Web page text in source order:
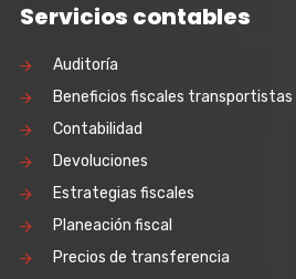
Servicios contables
Auditoría
Beneficios fiscales transportistas
Contabilidad
Devoluciones
Estrategias fiscales
Planeación fiscal
Precios de transferencia